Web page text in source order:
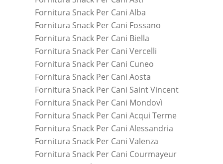
Fornitura Snack Per Cani Alba
Fornitura Snack Per Cani Fossano
Fornitura Snack Per Cani Biella
Fornitura Snack Per Cani Vercelli
Fornitura Snack Per Cani Cuneo
Fornitura Snack Per Cani Aosta
Fornitura Snack Per Cani Saint Vincent
Fornitura Snack Per Cani Mondovì
Fornitura Snack Per Cani Acqui Terme
Fornitura Snack Per Cani Alessandria
Fornitura Snack Per Cani Valenza
Fornitura Snack Per Cani Courmayeur